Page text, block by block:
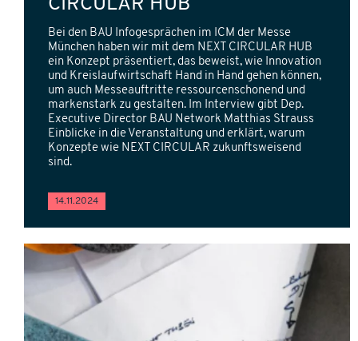
CIRCULAR HUB
Bei den BAU Infogesprächen im ICM der Messe
München haben wir mit dem NEXT CIRCULAR HUB
ein Konzept präsentiert, das beweist, wie Innovation
und Kreislaufwirtschaft Hand in Hand gehen können,
um auch Messeauftritte ressourcenschonend und
markenstark zu gestalten. Im Interview gibt Dep.
Executive Director BAU Network Matthias Strauss
Einblicke in die Veranstaltung und erklärt, warum
Konzepte wie NEXT CIRCULAR zukunftsweisend
sind.
14.11.2024